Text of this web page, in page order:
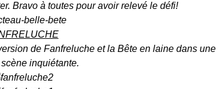
Bravo à toutes pour avoir relevé le défi!
de Fanfreluche et la Bête en laine dans une
inquiétante.